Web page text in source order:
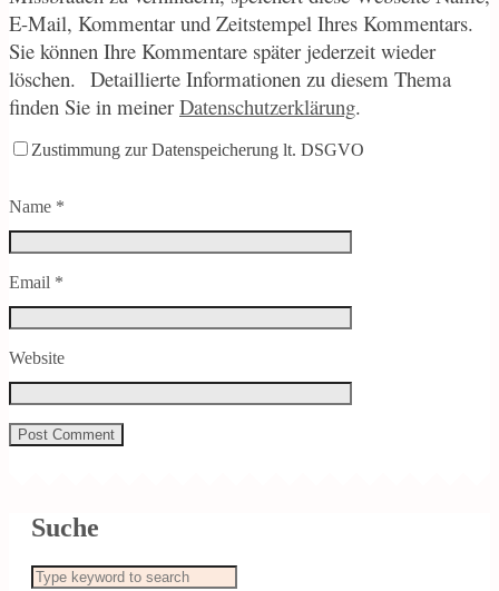
E-Mail, Kommentar und Zeitstempel Ihres Kommentars.
Sie können Ihre Kommentare später jederzeit wieder
löschen. Detaillierte Informationen zu diesem Thema
finden Sie in meiner Datenschutzerklärung.
Zustimmung zur Datenspeicherung lt. DSGVO
Name *
Email *
Website
Suche